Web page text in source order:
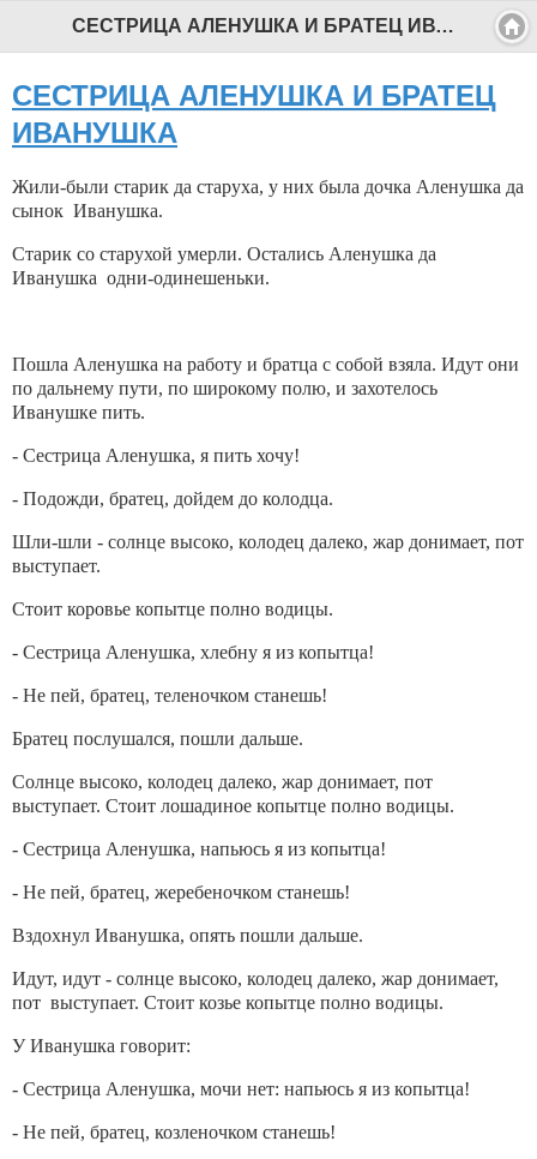
СЕСТРИЦА АЛЕНУШКА И БРАТЕЦ ИВАНУШКА - Профессиональный педагог
СЕСТРИЦА АЛЕНУШКА И БРАТЕЦ
ИВАНУШКА
Жили-были старик да старуха, у них была дочка Аленушка да
сынок Иванушка.
Старик со старухой умерли. Остались Аленушка да
Иванушка одни-одинешеньки.
Пошла Аленушка на работу и братца с собой взяла. Идут они
по дальнему пути, по широкому полю, и захотелось
Иванушке пить.
- Сестрица Аленушка, я пить хочу!
- Подожди, братец, дойдем до колодца.
Шли-шли - солнце высоко, колодец далеко, жар донимает, пот
выступает.
Стоит коровье копытце полно водицы.
- Сестрица Аленушка, хлебну я из копытца!
- Не пей, братец, теленочком станешь!
Братец послушался, пошли дальше.
Солнце высоко, колодец далеко, жар донимает, пот
выступает. Стоит лошадиное копытце полно водицы.
- Сестрица Аленушка, напьюсь я из копытца!
- Не пей, братец, жеребеночком станешь!
Вздохнул Иванушка, опять пошли дальше.
Идут, идут - солнце высоко, колодец далеко, жар донимает,
пот выступает. Стоит козье копытце полно водицы.
У Иванушка говорит:
- Сестрица Аленушка, мочи нет: напьюсь я из копытца!
- Не пей, братец, козленочком станешь!